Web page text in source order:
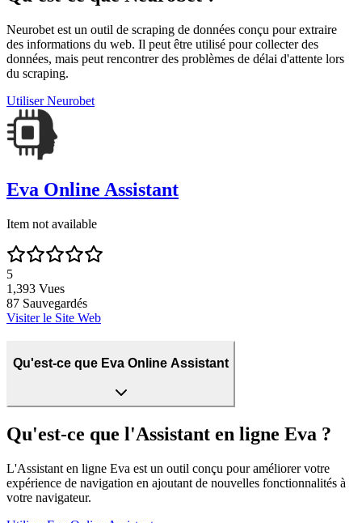
Neurobet est un outil de scraping de données conçu pour extraire
des informations du web. Il peut être utilisé pour collecter des
données, mais peut rencontrer des problèmes de délai d'attente lors
du scraping.
Utiliser Neurobet
Eva Online Assistant
Item not available
5
1,393 Vues
87 Sauvegardés
Visiter le Site Web
Qu'est-ce que Eva Online Assistant
Qu'est-ce que l'Assistant en ligne Eva ?
L'Assistant en ligne Eva est un outil conçu pour améliorer votre
expérience de navigation en ajoutant de nouvelles fonctionnalités à
votre navigateur.